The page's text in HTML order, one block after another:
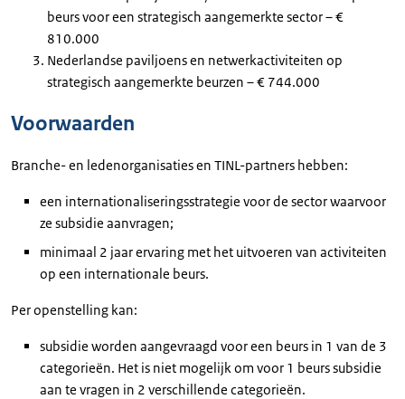
beurs voor een strategisch aangemerkte sector – €
810.000
Nederlandse paviljoens en netwerkactiviteiten op
strategisch aangemerkte beurzen – € 744.000
Voorwaarden
Branche- en ledenorganisaties en TINL-partners hebben:
een internationaliseringsstrategie voor de sector waarvoor
ze subsidie aanvragen;
minimaal 2 jaar ervaring met het uitvoeren van activiteiten
op een internationale beurs.
Per openstelling kan:
subsidie worden aangevraagd voor een beurs in 1 van de 3
categorieën. Het is niet mogelijk om voor 1 beurs subsidie
aan te vragen in 2 verschillende categorieën.